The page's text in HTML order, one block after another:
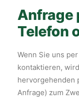
Anfrage
Telefon
Wenn Sie uns
kontaktieren,
hervorgehenden
Anfrage) zum